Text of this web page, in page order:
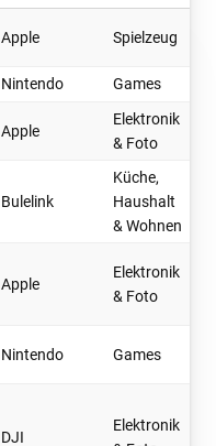
Apple Spielzeug
Nintendo Games
Apple
Elektronik
& Foto
Bulelink
Küche,
Haushalt
& Wohnen
Apple
Elektronik
& Foto
Nintendo Games
DJI
Elektronik